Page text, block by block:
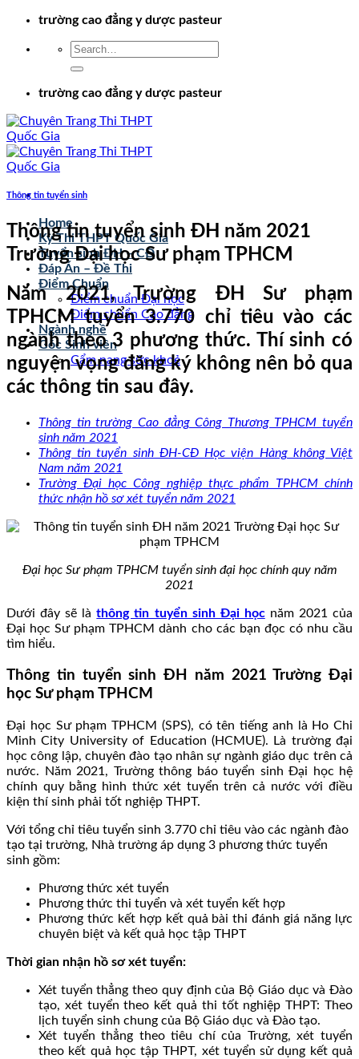
Chuyểntrường cao đẳng y dược pasteur
trường cao đẳng y dược pasteur
Home
Kỳ Thi THPT Quốc Gia
Tuyển sinh ĐH – CĐ
Đáp Án – Đề Thi
Điểm Chuẩn
Điểm chuẩn Đại học
Điểm chuẩn Cao đẳng
Ngành nghề
Góc Sinh viên
Cẩm nang sức khoẻ
Thông tin tuyển sinh
Thông tin tuyển sinh ĐH năm 2021
Trường Đại học Sư phạm TPHCM
Năm 2021, Trường ĐH Sư phạm
TPHCM tuyển 3.770 chỉ tiêu vào các
ngành theo 3 phương thức. Thí sinh có
nguyện vọng đăng ký không nên bỏ qua
các thông tin sau đây.
Thông tin trường Cao đẳng Công Thương TPHCM tuyển
sinh năm 2021
Thông tin tuyển sinh ĐH-CĐ Học viện Hàng không Việt
Nam năm 2021
Trường Đại học Công nghiệp thực phẩm TPHCM chính
thức nhận hồ sơ xét tuyển năm 2021
Đại học Sư phạm TPHCM tuyển sinh đại học chính quy năm
2021
Dưới đây sẽ làthông tin tuyển sinh Đại họcnăm 2021 của
Đại học Sư phạm TPHCM dành cho các bạn đọc có nhu cầu
tìm hiểu.
Thông tin tuyển sinh ĐH năm 2021 Trường Đại
học Sư phạm TPHCM
Đại học Sư phạm TPHCM (SPS), có tên tiếng anh là Ho Chi
Minh City University of Education (HCMUE). Là trường đại
học công lập, chuyên đào tạo nhân sự ngành giáo dục trên cả
nước. Năm 2021, Trường thông báo tuyển sinh Đại học hệ
chính quy bằng hình thức xét tuyển trên cả nước với điều
kiện thí sinh phải tốt nghiệp THPT.
Với tổng chỉ tiêu tuyển sinh 3.770 chỉ tiêu vào các ngành đào
tạo tại trường, Nhà trường áp dụng 3 phương thức tuyển
sinh gồm:
Phương thức xét tuyển
Phương thức thi tuyển và xét tuyển kết hợp
Phương thức kết hợp kết quả bài thi đánh giá năng lực
chuyên biệt và kết quả học tập THPT
Thời gian nhận hồ sơ xét tuyển:
Xét tuyển thẳng theo quy định của Bộ Giáo dục và Đào
tạo, xét tuyển theo kết quả thi tốt nghiệp THPT: Theo
lịch tuyển sinh chung của Bộ Giáo dục và Đào tạo.
Xét tuyển thẳng theo tiêu chí của Trường, xét tuyển
theo kết quả học tập THPT, xét tuyển sử dụng kết quả